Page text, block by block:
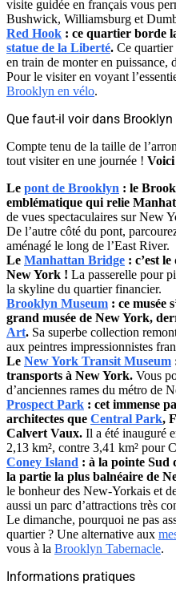
visite guidée en français vous
Bushwick, Williamsburg et
Red Hook : ce quartier borde
statue de la Liberté. Ce quartier
en train de monter en puissance,
Pour le visiter en voyant
Brooklyn en vélo.
Que faut-il voir dans Brooklyn
Compte tenu de la taille de
tout visiter en une journée !
Le pont de Brooklyn : le
emblématique qui relie
de vues spectaculaires sur New
De l’autre côté du pont,
aménagé le long de l’East River.
Le Manhattan Bridge : c’est
New York ! La passerelle pour
la skyline du quartier financier.
Brooklyn Museum : ce musée
grand musée de New York,
Art. Sa superbe collection
aux peintres impressionnistes
Le New York Transit Museum
transports à New York. Vous
d’anciennes rames du métro de
Prospect Park : cet immense
architectes que Central Park,
Calvert Vaux. Il a été inauguré
2,13 km², contre 3,41 km² pour
Coney Island : à la pointe Sud
la partie la plus balnéaire de
le bonheur des New-Yorkais et
aussi un parc d’attractions très
Le dimanche, pourquoi ne pas
quartier ? Une alternative aux
vous à la Brooklyn Tabernacle.
Informations pratiques